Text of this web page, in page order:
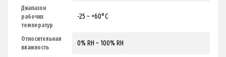
Диапазон
рабочих
температур
-25 ~ +60°C
Относительная
влажность
0% RH ~ 100% RH